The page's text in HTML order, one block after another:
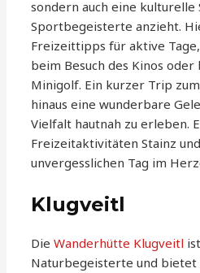
sondern auch eine
Sportbegeisterte anzieht.
Freizeittipps für aktive
beim Besuch des Kinos
Minigolf. Ein kurzer Trip
hinaus eine wunderbare
Vielfalt hautnah zu erleben.
Freizeitaktivitäten Stainz
unvergesslichen Tag im
Klugveitl
DieWanderhütte Klugveitl
Naturbegeisterte und bietet